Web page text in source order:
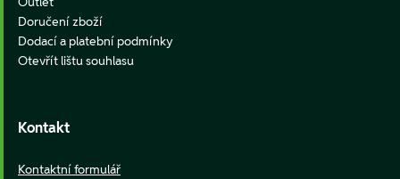
Doručení zboží
Dodací a platební podmínky
Otevřít lištu souhlasu
Kontakt
Kontaktní formulář